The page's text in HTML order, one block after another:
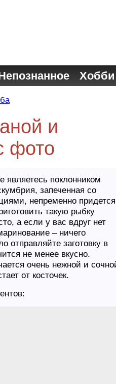
Хобби
и
фото
являетесь поклонником
запеченная со
непременно придется
такую рыбку
а если у вас вдруг нет
– ничего
отправляйте заготовку в
не менее вкусно.
очень нежной и
от косточек.